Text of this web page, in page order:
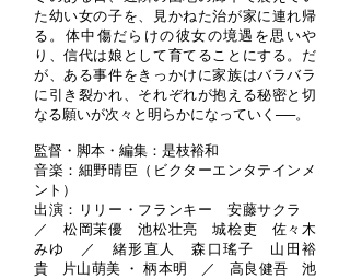
た幼い女の子を、見かねた治が家に連れ帰
る。体中傷だらけの彼女の境遇を思いや
り、信代は娘として育てることにする。だ
が、ある事件をきっかけに家族はバラバラ
に引き裂かれ、それぞれが抱える秘密と切
なる願いが次々と明らかになっていく──。
監督・脚本・編集：是枝裕和
音楽：細野晴臣（ビクターエンタテインメ
ント）
出演：リリー・フランキー 安藤サクラ
／ 松岡茉優 池松壮亮 城桧吏 佐々木
みゆ ／ 緒形直人 森口瑤子 山田裕
貴 片山萌美 ・ 柄本明 ／ 高良健吾 池